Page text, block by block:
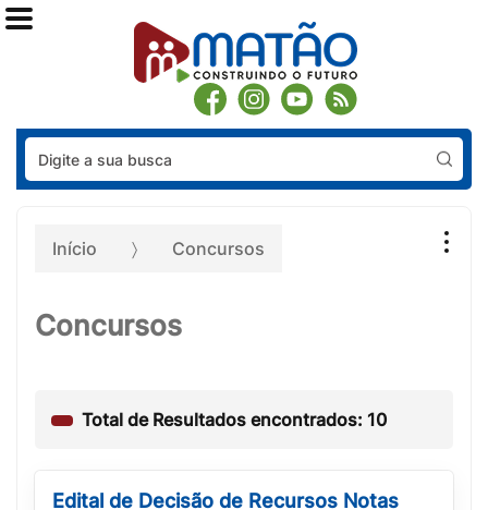
Início Concursos
Concursos
Total de Resultados encontrados: 10
Edital de Decisão de Recursos Notas